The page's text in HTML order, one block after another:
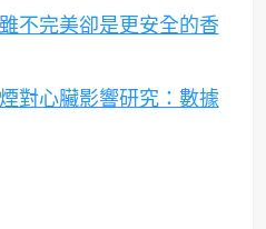
不完美卻是更安全的香
對心臟影響研究：數據